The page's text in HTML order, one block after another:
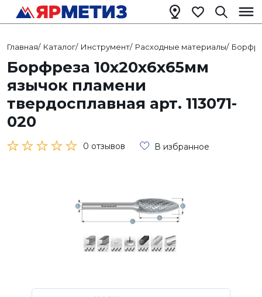
Главная/ Каталог/ Инструмент/ Расходные материалы/
Борфреза 10х20х6х65мм
язычок пламени
твердосплавная арт. 113071-
020
0 отзывов В избранное